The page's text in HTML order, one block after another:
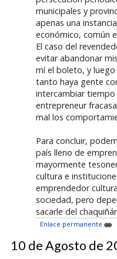
municipales y
apenas una
económico, común
El caso del
evitar abandonar
mí el boleto, y
tanto haya gente
intercambiar
entrepreneur
mal los
Para concluir,
país lleno de
mayormente
cultura e
emprendedor
sociedad, pero
sacarle del
Enlace permanente
10 de Agosto de